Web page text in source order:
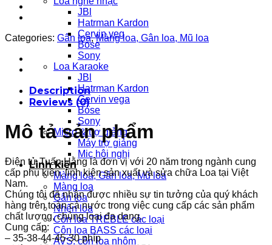
JBl
Hatrman Kardon
Cervin veg
Bose
Sony
Loa Karaoke
JBl
Hatrman Kardon
Cervin vega
Bose
Sony
Micro & trợ giảng
Máy trợ giảng
Mic hội nghị
Linh kiện
Màng loa, Gân loa, Mũ loa
Màng loa
Gân loa
Nhện loa
Côn loa TREBLE các loại
Côn loa BASS các loại
AVS: côn loa nhôm
Categories: Gân loa,Màng loa, Gân loa, Mũ loa
Description
Reviews (0)
Mô tả sản phẩm
Điện tử Tuấn Hằng là đơn vị với 20 năm trong ngành cung
cấp phụ kiện, linh kiện sản xuất và sửa chữa Loa tại Việt
Nam.
Chúng tôi đã nhận được nhiều sự tin tưởng của quý khách
hàng trên toàn cả nước trong việc cung cấp các sản phẩm
chất lượng, chủng loại đa dạng.
Cung cấp:
– 35-38-44-45-30 phíp